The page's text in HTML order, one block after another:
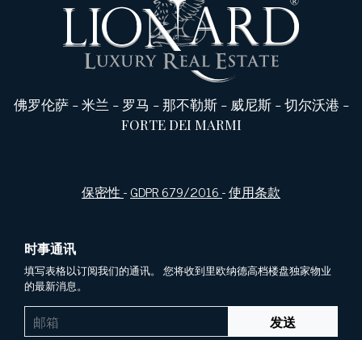
佛罗伦萨-米兰 - 罗马 -那不勒斯- 威尼斯-切尔沃港 -
FORTE DEI MARMI
保密性-GDPR 679/2016-使用条款
时事通讯
填写表格以订阅我们的通讯。 您将收到里欧纳德高档楼盘独家物业
的最新消息。
发送